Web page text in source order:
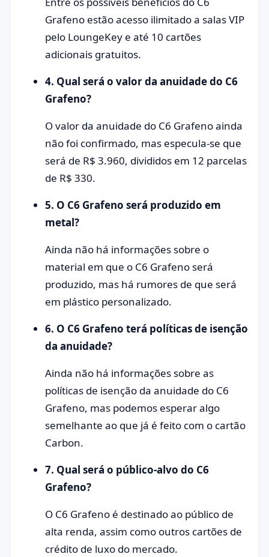
Grafeno estão acesso ilimitado a salas VIP
pelo LoungeKey e até 10 cartões
adicionais gratuitos.
4. Qual será o valor da anuidade do C6
Grafeno?
O valor da anuidade do C6 Grafeno ainda
não foi confirmado, mas especula-se que
será de R$ 3.960, divididos em 12 parcelas
de R$ 330.
5. O C6 Grafeno será produzido em
metal?
Ainda não há informações sobre o
material em que o C6 Grafeno será
produzido, mas há rumores de que será
em plástico personalizado.
6. O C6 Grafeno terá políticas de isenção
da anuidade?
Ainda não há informações sobre as
políticas de isenção da anuidade do C6
Grafeno, mas podemos esperar algo
semelhante ao que já é feito com o cartão
Carbon.
7. Qual será o público-alvo do C6
Grafeno?
O C6 Grafeno é destinado ao público de
alta renda, assim como outros cartões de
crédito de luxo do mercado.